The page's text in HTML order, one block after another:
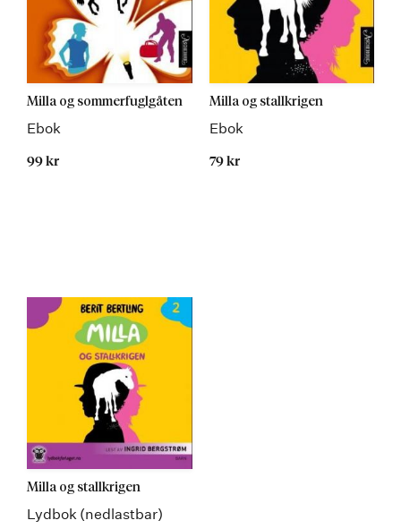
Milla og sommerfuglgåten
Ebok
99 kr
Milla og stallkrigen
Ebok
79 kr
Milla og stallkrigen
Lydbok (nedlastbar)